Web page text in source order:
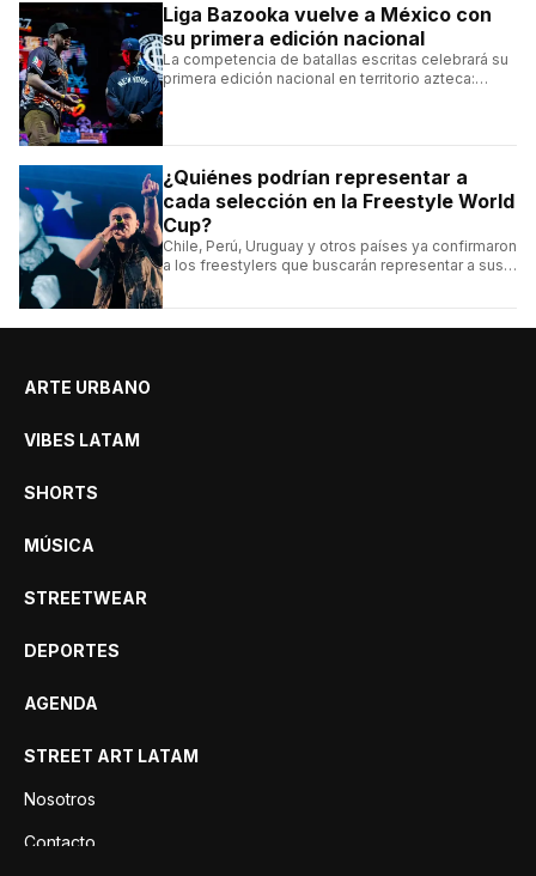
Liga Bazooka vuelve a México con
su primera edición nacional
La competencia de batallas escritas celebrará su
primera edición nacional en territorio azteca:
¿Quiénes podrían representar a
cada selección en la Freestyle World
Cup?
Chile, Perú, Uruguay y otros países ya confirmaron
a los freestylers que buscarán representar a sus
ARTE URBANO
VIBES LATAM
SHORTS
MÚSICA
STREETWEAR
DEPORTES
AGENDA
STREET ART LATAM
Nosotros
Contacto